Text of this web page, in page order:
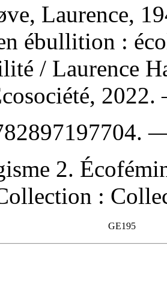
Laurence,
ébullition :
/ Laurence
.
2.
:
GE195